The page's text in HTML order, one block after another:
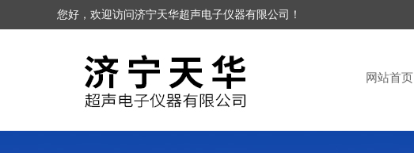
您好，欢迎访问济宁天华超声电子仪器有限公司！
网站首页